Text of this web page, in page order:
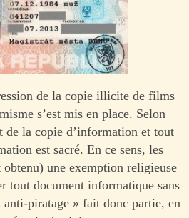
de la copie illicite de films
s’est mis en place. Selon
la copie d’information et tout
est sacré. En ce sens, les
une exemption religieuse
tout document informatique sans
piratage » fait donc partie, en